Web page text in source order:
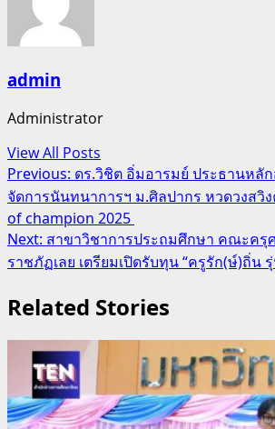
admin
Administrator
View All Posts
Post
navigation
Previous: ดร.วิชิต อิ่มอารมย์ ประธานหลัก
จัดการนันทนาการฯ ม.ศิลปากร หวดวงสวิ
of champion 2025
Next: สาขาวิชาการประถมศึกษา คณะครุ
ราชภัฏเลย เตรียมเปิดรับทุน “ครูรัก(ษ์)ถิ่น
Related Stories